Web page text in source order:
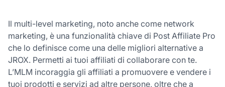
Il multi-level marketing, noto anche come network
marketing, è una funzionalità chiave di Post Affiliate Pro
che lo definisce come una delle migliori alternative a
JROX. Permetti ai tuoi affiliati di collaborare con te.
L’MLM incoraggia gli affiliati a promuovere e vendere i
tuoi prodotti e servizi ad altre persone, oltre che a